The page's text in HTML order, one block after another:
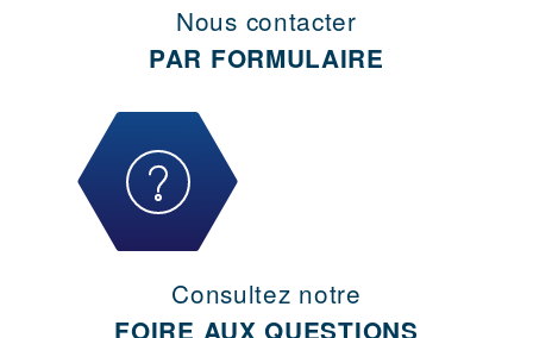
Nous contacter
PAR FORMULAIRE
Consultez notre
FOIRE AUX QUESTIONS